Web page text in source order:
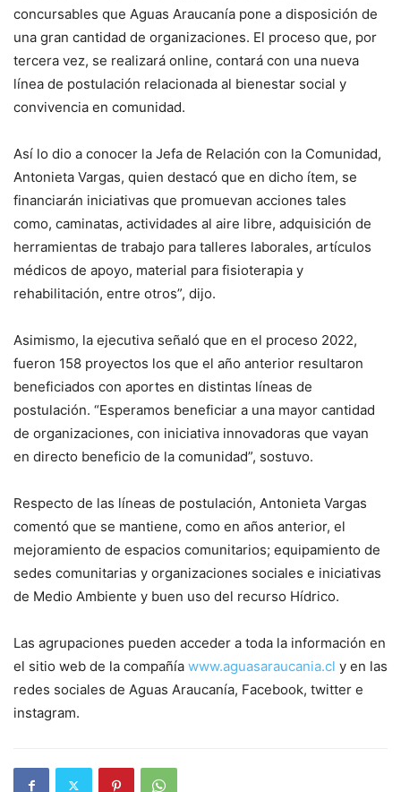
concursables que Aguas Araucanía pone a disposición de
una gran cantidad de organizaciones. El proceso que, por
tercera vez, se realizará online, contará con una nueva
línea de postulación relacionada al bienestar social y
convivencia en comunidad.
Así lo dio a conocer la Jefa de Relación con la Comunidad,
Antonieta Vargas, quien destacó que en dicho ítem, se
financiarán iniciativas que promuevan acciones tales
como, caminatas, actividades al aire libre, adquisición de
herramientas de trabajo para talleres laborales, artículos
médicos de apoyo, material para fisioterapia y
rehabilitación, entre otros”, dijo.
Asimismo, la ejecutiva señaló que en el proceso 2022,
fueron 158 proyectos los que el año anterior resultaron
beneficiados con aportes en distintas líneas de
postulación. “Esperamos beneficiar a una mayor cantidad
de organizaciones, con iniciativa innovadoras que vayan
en directo beneficio de la comunidad”, sostuvo.
Respecto de las líneas de postulación, Antonieta Vargas
comentó que se mantiene, como en años anterior, el
mejoramiento de espacios comunitarios; equipamiento de
sedes comunitarias y organizaciones sociales e iniciativas
de Medio Ambiente y buen uso del recurso Hídrico.
Las agrupaciones pueden acceder a toda la información en
el sitio web de la compañía www.aguasaraucania.cl y en las
redes sociales de Aguas Araucanía, Facebook, twitter e
instagram.